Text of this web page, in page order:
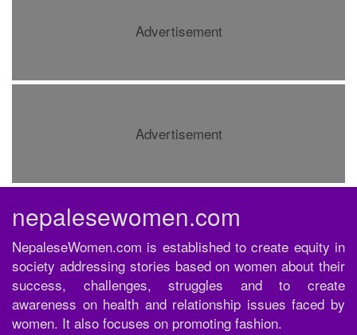
Advertisement
Advertisement
nepalesewomen.com
NepaleseWomen.com is established to create equity in
society addressing stories based on women about their
success, challenges, struggles and to create
awareness on health and relationship issues faced by
women. It also focuses on promoting fashion.